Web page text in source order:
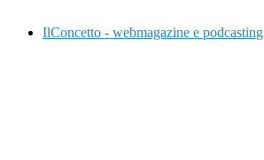
IlConcetto - webmagazine e podcasting